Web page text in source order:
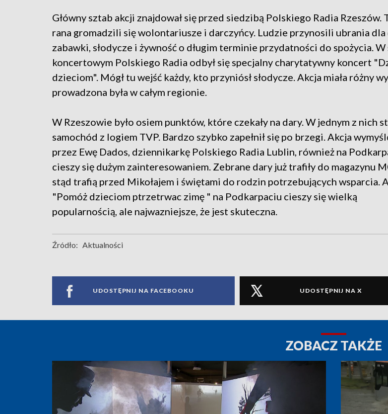
Główny sztab akcji znajdował się przed siedzibą Polskiego Radia Rzeszów.
rana gromadzili się wolontariusze i darczyńcy. Ludzie przynosili ubrania dla
zabawki, słodycze i żywność o długim terminie przydatności do spożycia.
koncertowym Polskiego Radia odbył się specjalny charytatywny koncert
dzieciom". Mógł tu wejść każdy, kto przyniósł słodycze. Akcja miała różny
prowadzona była w całym regionie.
W Rzeszowie było osiem punktów, które czekały na dary. W jednym z nich
samochód z logiem TVP. Bardzo szybko zapełnił się po brzegi. Akcja
przez Ewę Dados, dziennikarkę Polskiego Radia Lublin, również na
cieszy się dużym zainteresowaniem. Zebrane dary już trafiły do magazynu
stąd trafią przed Mikołajem i świętami do rodzin potrzebujących wsparcia.
"Pomóż dzieciom ptrzetrwac zimę " na Podkarpaciu cieszy się wielką
popularnością, ale najwazniejsze, że jest skuteczna.
Źródło: Aktualności
UDOSTĘPNIJ NA FACEBOOKU UDOSTĘPNIJ NA X
ZOBACZ TAKŻE